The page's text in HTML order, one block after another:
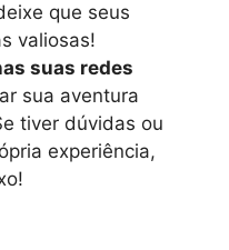
que seus
valiosas!
suas redes
sua aventura
tiver dúvidas ou
experiência,